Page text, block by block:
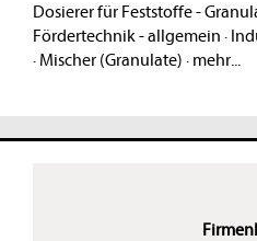
Dosierer für Feststoffe -
Fördertechnik - allgemein ·
· Mischer (Granulate) · mehr...